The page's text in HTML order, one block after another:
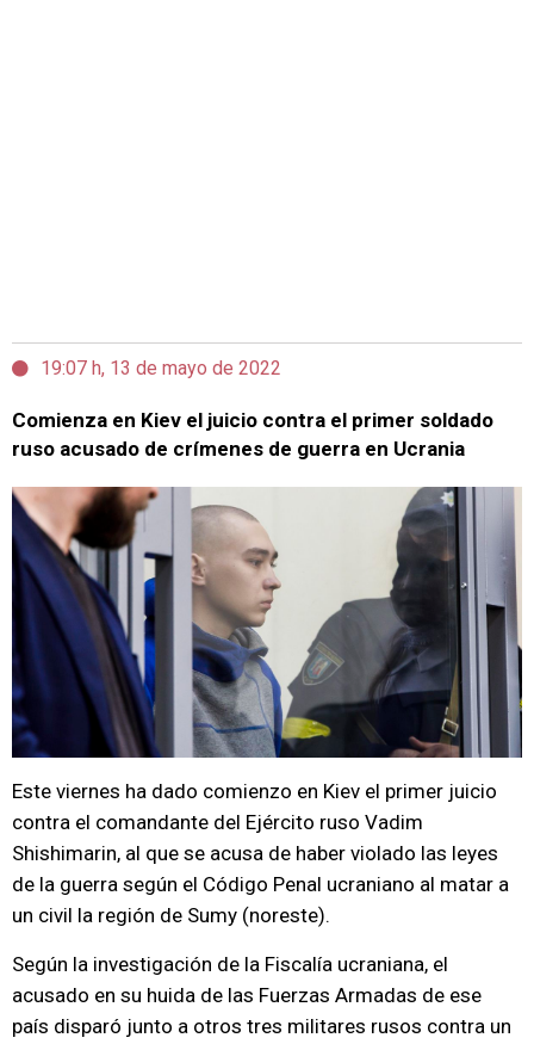
19:07 h, 13 de mayo de 2022
Comienza en Kiev el juicio contra el primer soldado
ruso acusado de crímenes de guerra en Ucrania
Este viernes ha dado comienzo en Kiev el primer juicio
contra el comandante del Ejército ruso Vadim
Shishimarin, al que se acusa de haber violado las leyes
de la guerra según el Código Penal ucraniano al matar a
un civil la región de Sumy (noreste).
Según la investigación de la Fiscalía ucraniana, el
acusado en su huida de las Fuerzas Armadas de ese
país disparó junto a otros tres militares rusos contra un